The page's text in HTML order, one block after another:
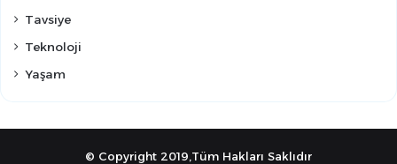
Tavsiye
Teknoloji
Yaşam
© Copyright 2019,Tüm Hakları Saklıdır